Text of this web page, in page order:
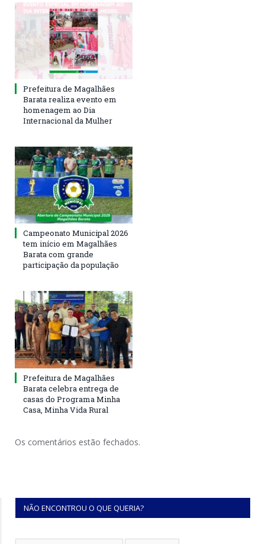
Prefeitura de Magalhães
Barata realiza evento em
homenagem ao Dia
Internacional da Mulher
Campeonato Municipal 2026
tem início em Magalhães
Barata com grande
participação da população
Prefeitura de Magalhães
Barata celebra entrega de
casas do Programa Minha
Casa, Minha Vida Rural
Os comentários estão fechados.
NÃO ENCONTROU O QUE QUERIA?